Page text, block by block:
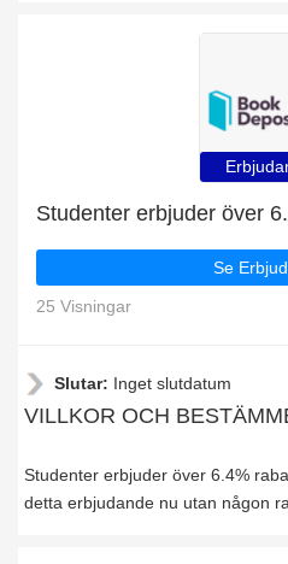
Se
25 Visningar
Slutar: Inget slutdatum
VILLKOR OCH
Studenter erbjuder över 6.4%
detta erbjudande nu utan någon